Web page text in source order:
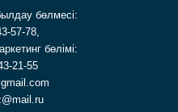
бөлмесі:
57-78,
бөлімі:
21-55